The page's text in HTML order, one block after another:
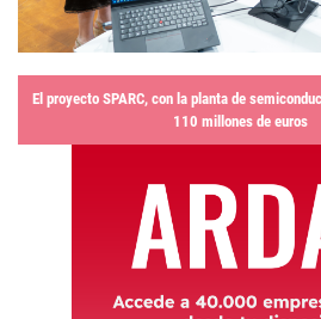
El proyecto SPARC, con la planta de
110 millones de euros